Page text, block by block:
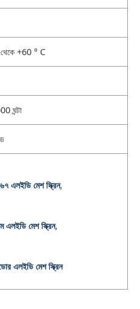
+60 ° C
ঘন্টা
এলইডি মেশ স্ক্রিন,
এলইডি মেশ স্ক্রিন,
এলইডি মেশ স্ক্রিন